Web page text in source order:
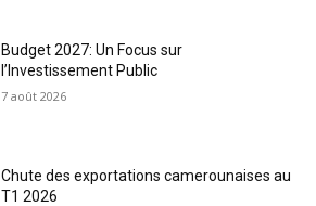
Budget 2027: Un Focus sur
l’Investissement Public
7 août 2026
Chute des exportations camerounaises au
T1 2026